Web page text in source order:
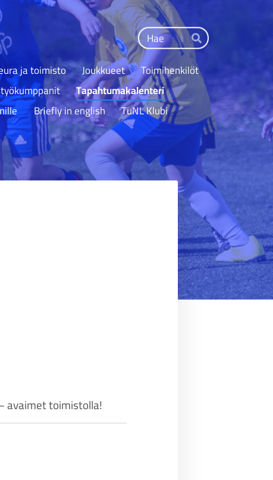
Haku
Hae
ja toimisto Joukkueet
Toimihenkilöt
Tapahtumakalenteri
Briefly in english TuNL Klubi
avaimet toimistolla!